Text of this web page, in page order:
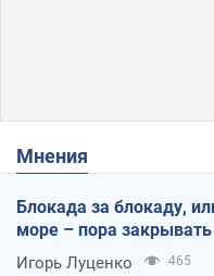
Мнения
Блокада за блокаду,
море – пора
Игорь Луценко 465